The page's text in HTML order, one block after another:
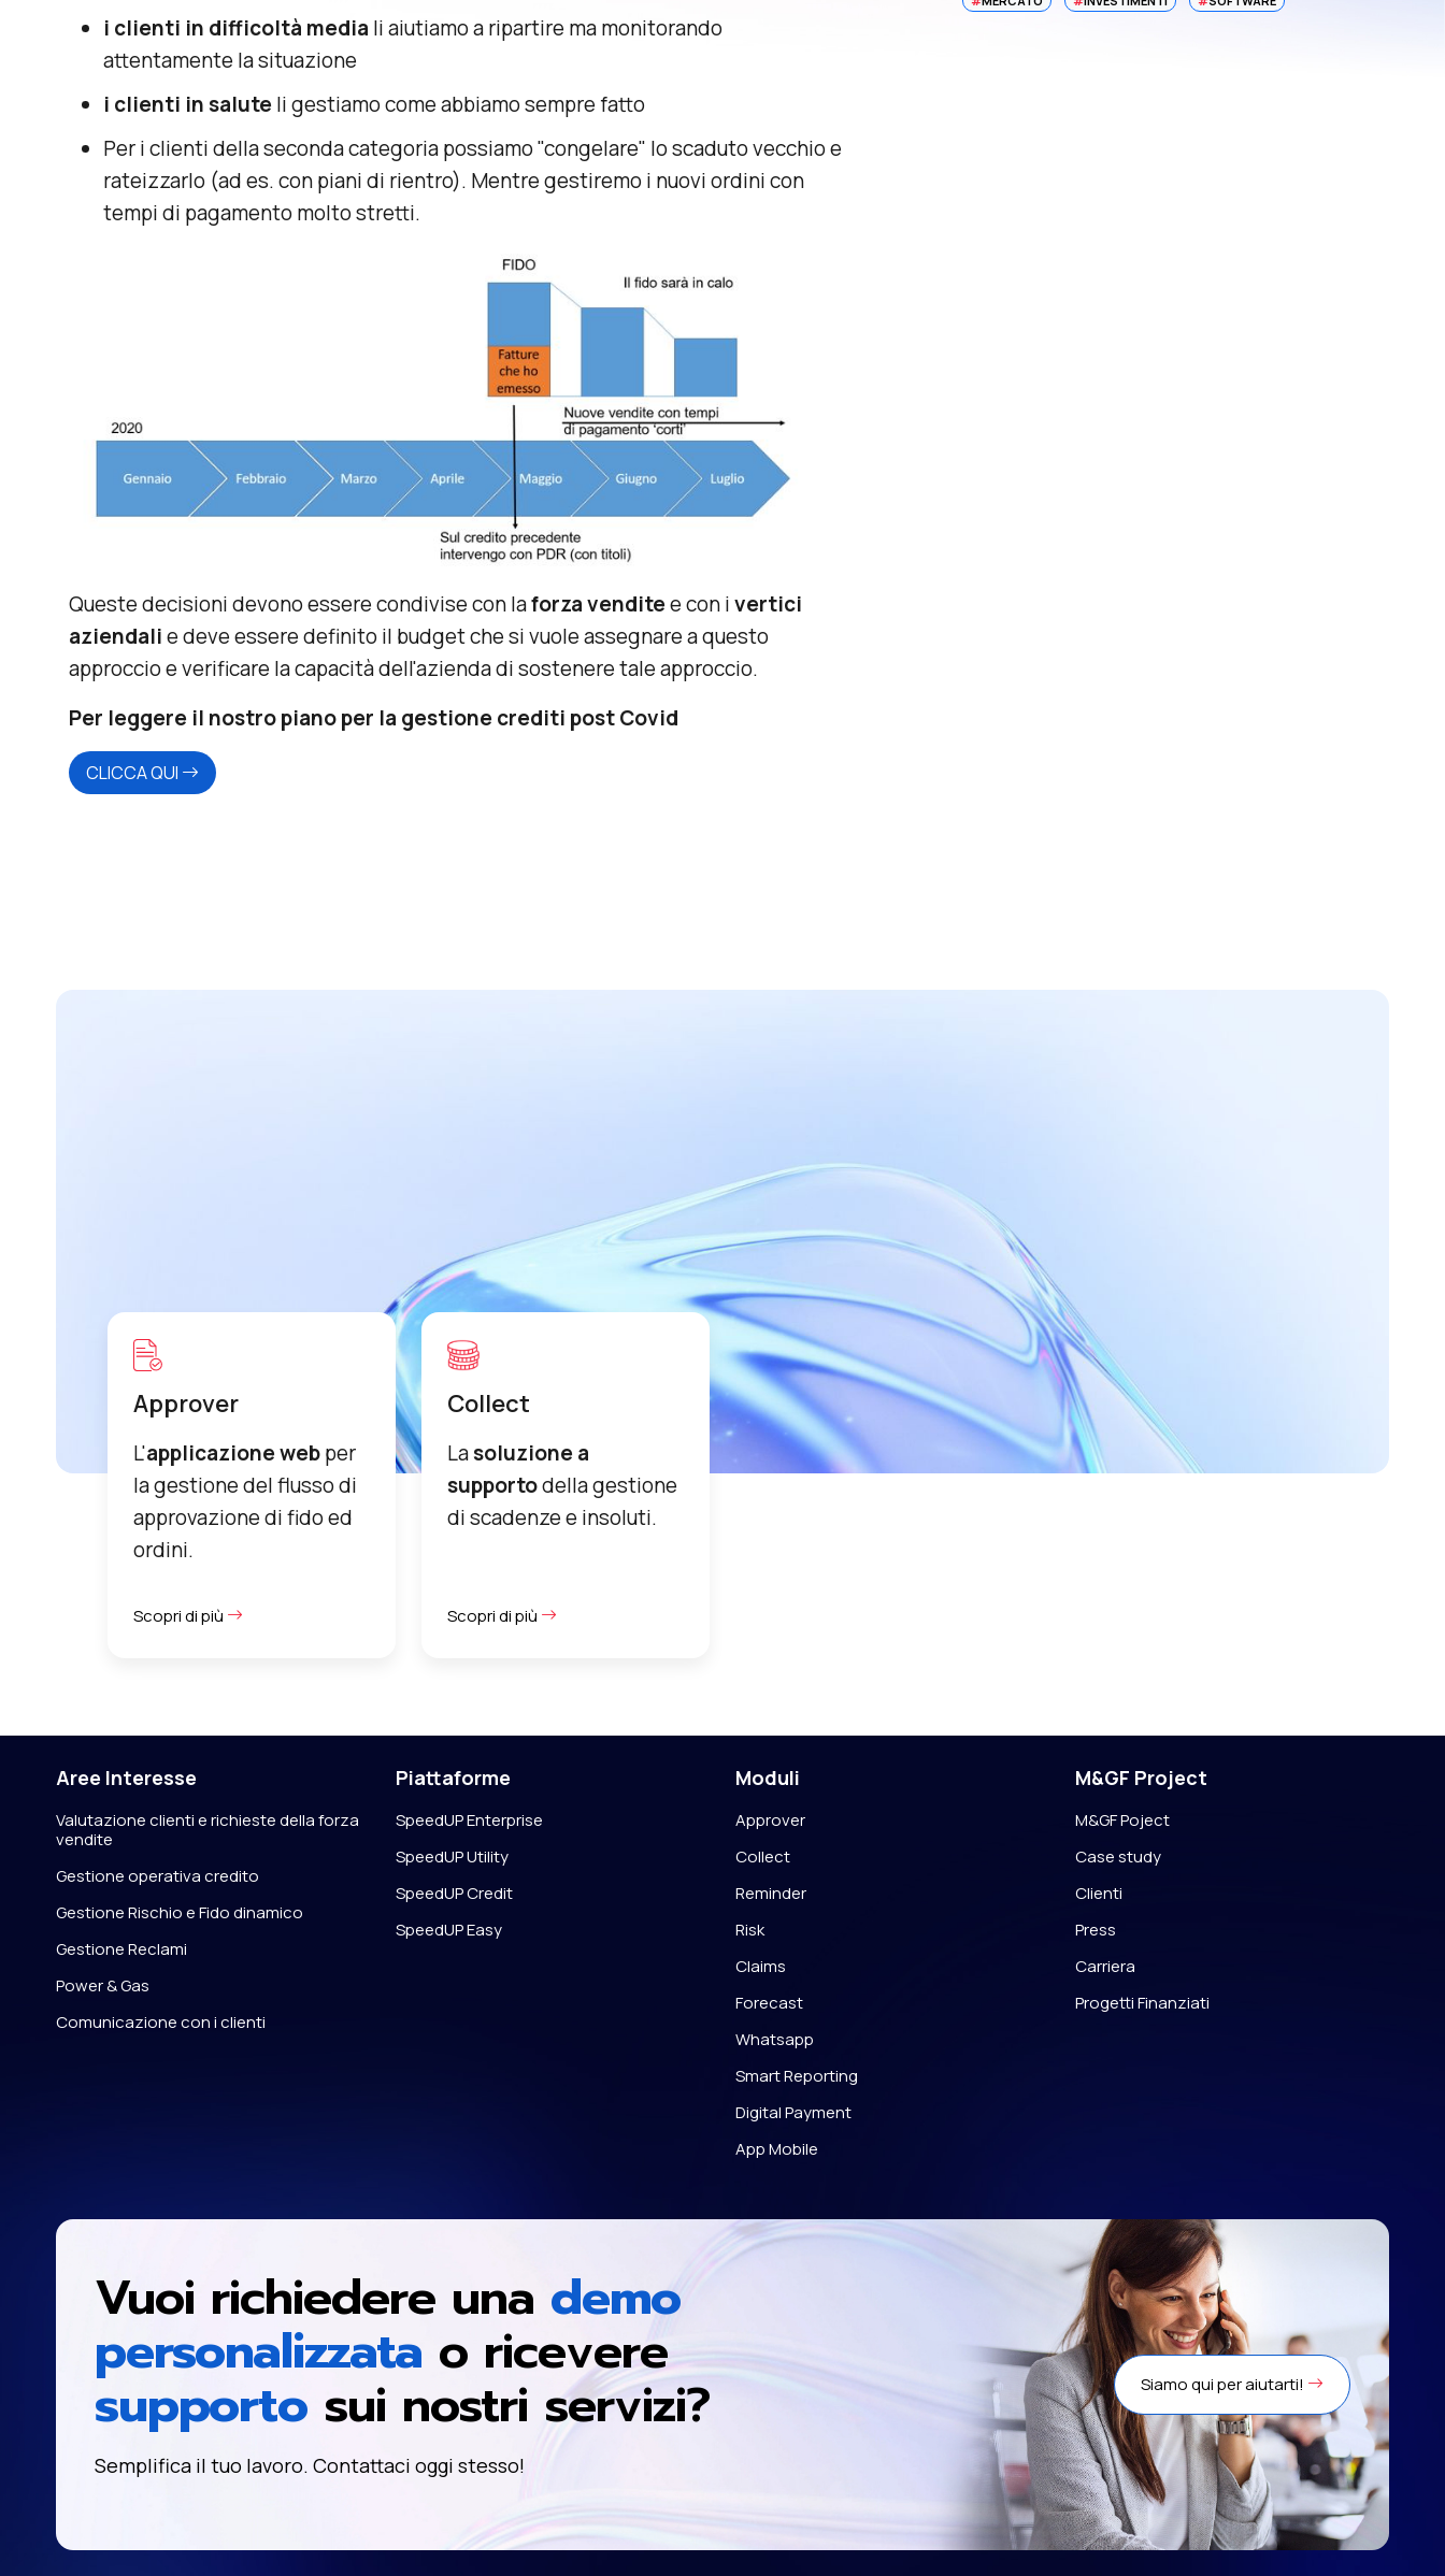
i clienti in difficoltà media li aiutiamo a ripartire ma monitorando
attentamente la situazione
i clienti in saluteli gestiamo come abbiamo sempre fatto
Per i clienti della seconda categoria possiamo "congelare" lo scaduto vecchio e
rateizzarlo (ad es. con piani di rientro). Mentre gestiremo i nuovi ordini con
tempi di pagamento molto stretti.
Queste decisioni devono essere condivise con laforza venditee con ivertici
aziendalie deve essere definito il budget che si vuole assegnare a questo
approccio e verificare la capacità dell'azienda di sostenere tale approccio.
Per leggere il nostro piano per la gestione crediti post Covid
CLICCA QUI
Approver
L'applicazione webper
la gestione del flusso di
approvazione di fido ed
ordini.
Scopri di più
Collect
Lasoluzione a
supportodella gestione
di scadenze e insoluti.
Scopri di più
Aree Interesse
Valutazione clienti e richieste della forza
vendite
Gestione operativa credito
Gestione Rischio e Fido dinamico
Gestione Reclami
Power & Gas
Comunicazione con i clienti
Piattaforme
SpeedUP Enterprise
SpeedUP Utility
SpeedUP Credit
SpeedUP Easy
Moduli
Approver
Collect
Reminder
Risk
Claims
Forecast
Whatsapp
Smart Reporting
Digital Payment
App Mobile
M&GF Project
M&GF Poject
Case study
Clienti
Press
Carriera
Progetti Finanziati
Vuoi richiedere una demo
personalizzata o ricevere
supporto sui nostri servizi?
Semplifica il tuo lavoro. Contattaci oggi stesso!
Siamo qui per aiutarti!